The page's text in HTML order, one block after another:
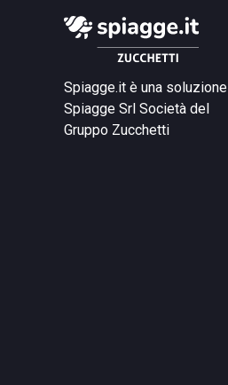
Spiagge.it è una soluzione
Spiagge Srl Società del
Gruppo Zucchetti